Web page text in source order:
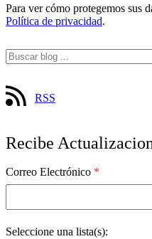
Para ver cómo protegemos sus
Política de privacidad.
RSS
Recibe
Correo Electrónico *
Seleccione una lista(s):